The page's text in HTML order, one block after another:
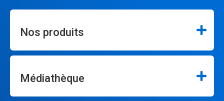
Nos produits
Médiathèque